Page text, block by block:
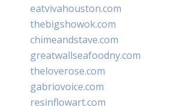
eatvivahouston.com
thebigshowok.com
chimeandstave.com
greatwallseafoodny.com
theloverose.com
gabriovoice.com
resinflowart.com